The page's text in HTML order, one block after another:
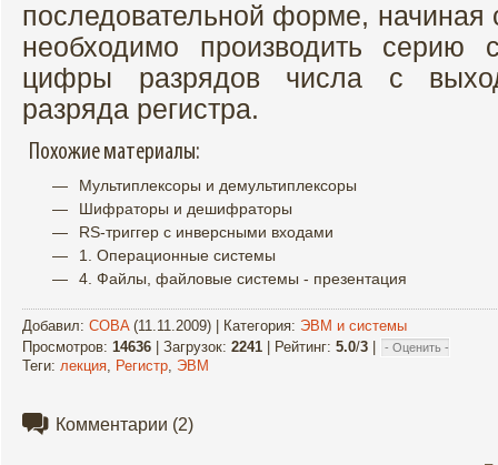
последовательной форме, начиная
необходимо производить серию
цифры разрядов числа с
разряда регистра.
Похожие материалы:
Мультиплексоры и демультиплексоры
Шифраторы и дешифраторы
RS-триггер с инверсными входами
1. Операционные системы
4. Файлы, файловые системы - презентация
Добавил: COBA(11.11.2009) | Категория: ЭВМ и системы
Просмотров: 14636 | Загрузок: 2241 | Рейтинг: 5.0/3 |
Теги: лекция Регистр ЭВМ
Комментарии (2)